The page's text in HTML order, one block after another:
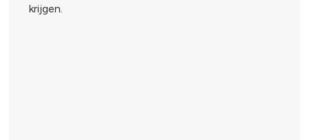
krijgen.